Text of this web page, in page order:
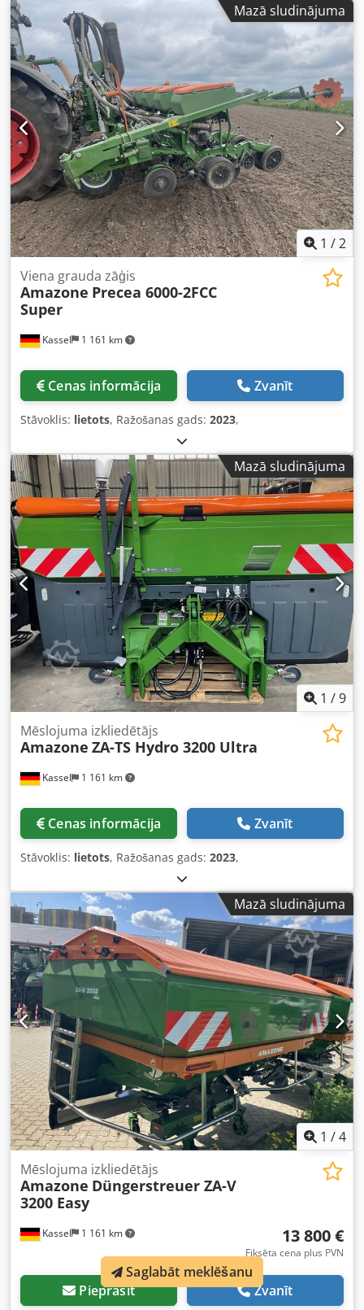
Mazā sludinājuma
1 /2
Kassel 1 161 km
Viena grauda zāģis
Amazone Precea 6000-2FCC
Super
Cenas informācija Zvanīt
Stāvoklis: lietots, Ražošanas gads: 2023,
Mazā sludinājuma
1 /9
Kassel 1 161 km
Mēslojuma izkliedētājs
Amazone ZA-TS Hydro 3200 Ultra
Cenas informācija Zvanīt
Stāvoklis: lietots, Ražošanas gads: 2023,
Mazā sludinājuma
1 /4
Kassel 1 161 km
Mēslojuma izkliedētājs
Amazone Düngerstreuer ZA-V
3200 Easy
13 800 €
Fiksēta cena plus PVN
Pieprasīt Zvanīt
Saglabāt meklēšanu